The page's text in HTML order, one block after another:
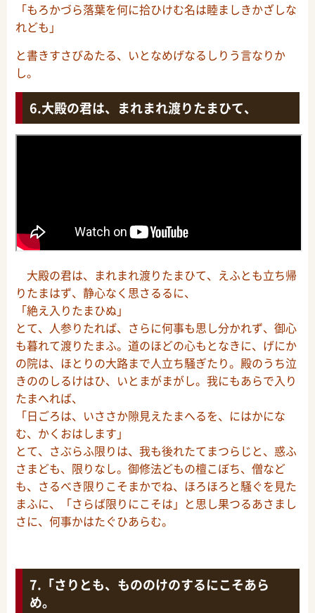
「もろかづら落葉を何に拾ひけむ名は睦ましきかざしな
れども」
と書きすさびゐたる、いとなめげなるしりう言なりか
し。
大殿の君は、まれまれ渡りたまひて、
大殿の君は、まれまれ渡りたまひて、えふとも立ち帰
りたまはず、静心なく思さるるに、
「絶え入りたまひぬ」
とて、人参りたれば、さらに何事も思し分かれず、御心
も暮れて渡りたまふ。道のほどの心もとなきに、げにか
の院は、ほとりの大路まで人立ち騒ぎたり。殿のうち泣
きののしるけはひ、いとまがまがし。我にもあらで入り
たまへれば、
「日ごろは、いささか隙見えたまへるを、にはかにな
む、かくおはします」
とて、さぶらふ限りは、我も後れたてまつらじと、惑ふ
さまども、限りなし。御修法どもの檀こぼち、僧など
も、さるべき限りこそまかでね、ほろほろと騒ぐを見た
まふに、「さらば限りにこそは」と思し果つるあさまし
さに、何事かはたぐひあらむ。
「さりとも、もののけのするにこそあら
め。